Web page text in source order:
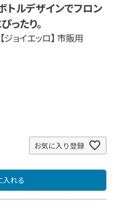
トルデザインでフロン
ったり。
ョイエッロ】 市販用
お気に入り登録
入れる